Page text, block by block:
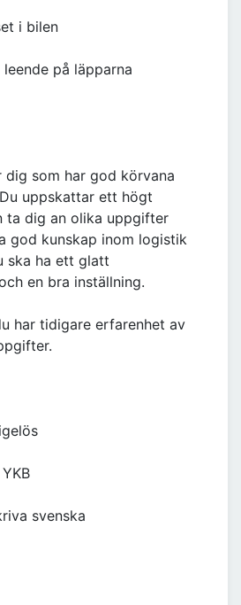
i bilen
på läpparna
dig som har god körvana
uppskattar ett högt
ta dig an olika uppgifter
god kunskap inom logistik
ska ha ett glatt
en bra inställning.
har tidigare erfarenhet av
svenska